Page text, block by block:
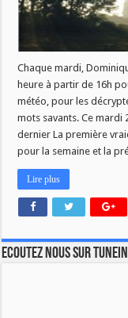
Chaque mardi,
heure à partir de 16h
météo, pour les
mots savants. Ce mardi
dernier La première
pour la semaine et la
Lire plus
Ecoutez nous sur TuneIn